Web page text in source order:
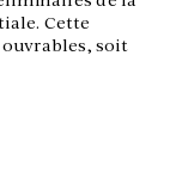
Cette
soit